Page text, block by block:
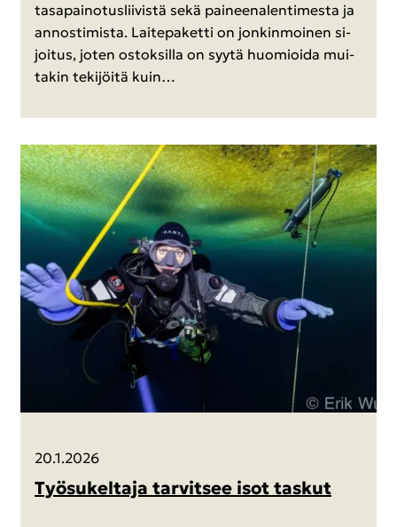
ta­sa­pai­no­tus­lii­vis­tä sekä pai­neen­alen­ti­mes­ta ja
an­nos­ti­mis­ta. Lai­te­pa­ket­ti on jon­kin­moi­nen si­
joi­tus, joten os­tok­sil­la on syytä huo­mioi­da mui­
ta­kin te­ki­jöi­tä kuin…
20.1.2026
Työ­su­kel­ta­ja tar­vit­see isot tas­kut